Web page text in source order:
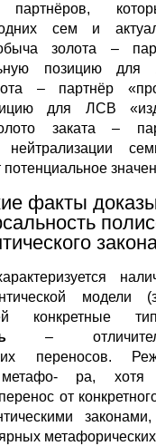
партнёров,
сем и
золота –
позицию для
– партнёр
для ЛСВ
заката –
нейтрализации
потенциальное
факты
модели
конкретные
–
переносов.
ра, хотя
от